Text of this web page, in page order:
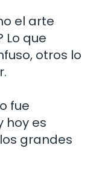
el arte
Lo que
otros lo
fue
hoy es
grandes